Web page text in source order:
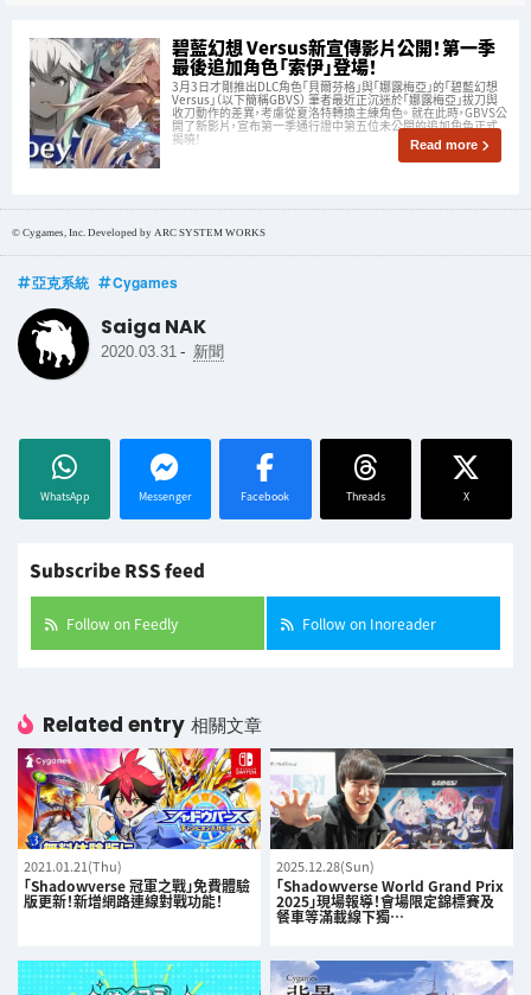
碧藍幻想 Versus新宣傳影片公開！第一季
最後追加角色「索伊」登場！
3月3日才剛推出DLC角色「貝爾芬格」與「娜露梅亞」的「碧藍幻想
Versus」（以下簡稱GBVS） 筆者最近正沉迷於「娜露梅亞」拔刀與
收刀動作的差異，考慮從夏洛特轉換主練角色。 就在此時，GBVS公
開了新影片，宣布第一季通行證中第五位未公開的追加角色正式
揭曉！ Read more
© Cygames, Inc. Developed by ARC SYSTEM WORKS
亞克系統 Cygames
Saiga NAK
2020.03.31 - 新聞
WhatsApp Messenger Facebook Threads X
Subscribe RSS feed
Follow on Feedly Follow on Inoreader
Related entry 相關文章
2021.01.21(Thu)
「Shadowverse 冠軍之戰」免費體驗
版更新！新增網路連線對戰功能！
2025.12.28(Sun)
「Shadowverse World Grand Prix
2025」現場報導！會場限定錦標賽及
餐車等滿載線下獨…